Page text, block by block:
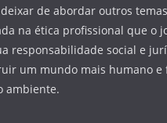
de abordar outros
na ética profissional que o
responsabilidade social e
um mundo mais humano e
ambiente.